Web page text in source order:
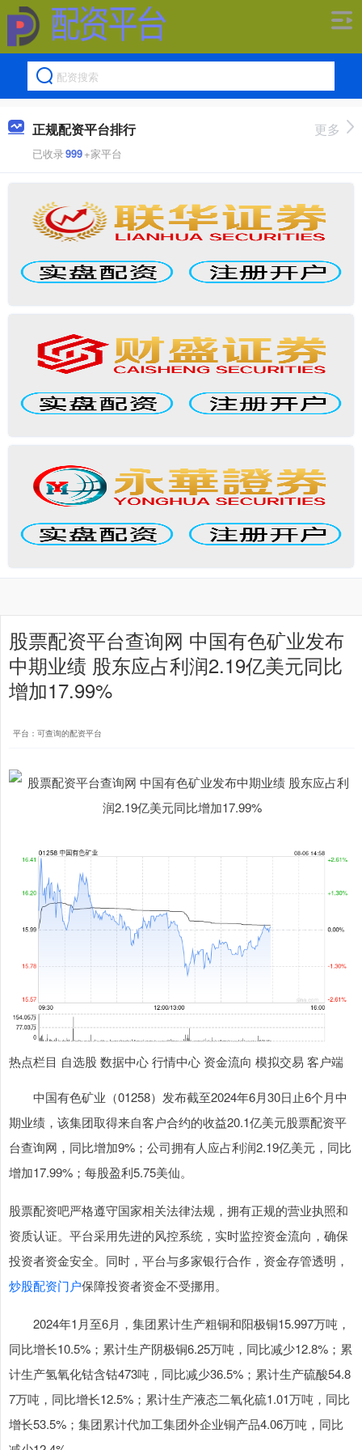
正规配资平台排行
已收录999+家平台
更多
股票配资平台查询网 中国有色矿业发布
中期业绩 股东应占利润2.19亿美元同比
增加17.99%
平台：可查询的配资平台
热点栏目 自选股 数据中心 行情中心 资金流向 模拟交易 客户端
中国有色矿业（01258）发布截至2024年6月30日止6个月中
期业绩，该集团取得来自客户合约的收益20.1亿美元股票配资平
台查询网，同比增加9%；公司拥有人应占利润2.19亿美元，同比
增加17.99%；每股盈利5.75美仙。
股票配资吧严格遵守国家相关法律法规，拥有正规的营业执照和
资质认证。平台采用先进的风控系统，实时监控资金流向，确保
投资者资金安全。同时，平台与多家银行合作，资金存管透明，
炒股配资门户保障投资者资金不受挪用。
2024年1月至6月，集团累计生产粗铜和阳极铜15.997万吨，
同比增长10.5%；累计生产阴极铜6.25万吨，同比减少12.8%；累
计生产氢氧化钴含钴473吨，同比减少36.5%；累计生产硫酸54.8
7万吨，同比增长12.5%；累计生产液态二氧化硫1.01万吨，同比
增长53.5%；集团累计代加工集团外企业铜产品4.06万吨，同比